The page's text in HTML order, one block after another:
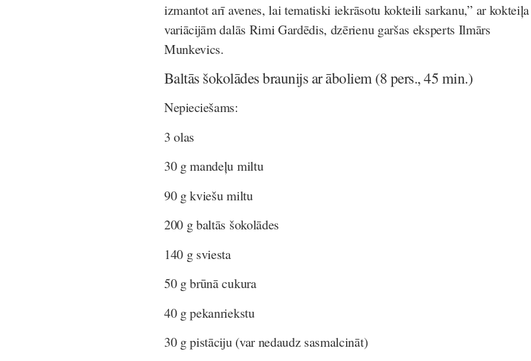
izmantot arī avenes, lai tematiski iekrāsotu kokteili sarkanu,” ar kokteiļa
variācijām dalās Rimi Gardēdis, dzērienu garšas eksperts Ilmārs
Munkevics.
Baltās šokolādes braunijs ar āboliem (8 pers., 45 min.)
Nepieciešams:
3 olas
30 g mandeļu miltu
90 g kviešu miltu
200 g baltās šokolādes
140 g sviesta
50 g brūnā cukura
40 g pekanriekstu
30 g pistāciju (var nedaudz sasmalcināt)